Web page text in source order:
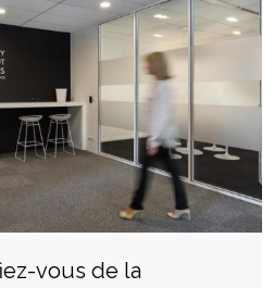
vous de la